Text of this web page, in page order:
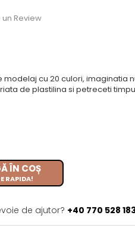
Review
cu 20 culori, imaginatia
de plastilina si petreceti
ÎN COȘ
RAPIDA!
de ajutor? +40 770 528